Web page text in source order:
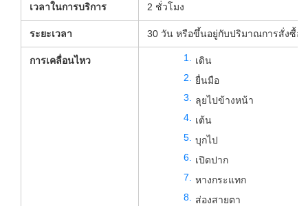
เวลาในการบริการ 2 ชั่วโมง
ระยะเวลา 30 วัน หรือขึ้นอยู่กับปริมาณการสั่งซื้อ
การเคลื่อนไหว
เดิน
ยื่นมือ
ลุยไปข้างหน้า
เต้น
บุกไป
เปิดปาก
หางกระแทก
ส่องสายตา